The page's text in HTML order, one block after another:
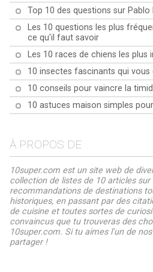
Top 10 des questions sur Pablo
Les 10 questions les plus
ce qu'il faut savoir
Les 10 races de chiens les plus
10 insectes fascinants qui
10 conseils pour vaincre la
10 astuces maison simples
À PROPOS DE
10super.com est un site web de
collection de listes de 10 articles sur
recommandations de destinations
historiques, en passant par des
de cuisine et toutes sortes de
convaincus que tu trouveras des
10super.com. Si tu aimes l'un de
partager !